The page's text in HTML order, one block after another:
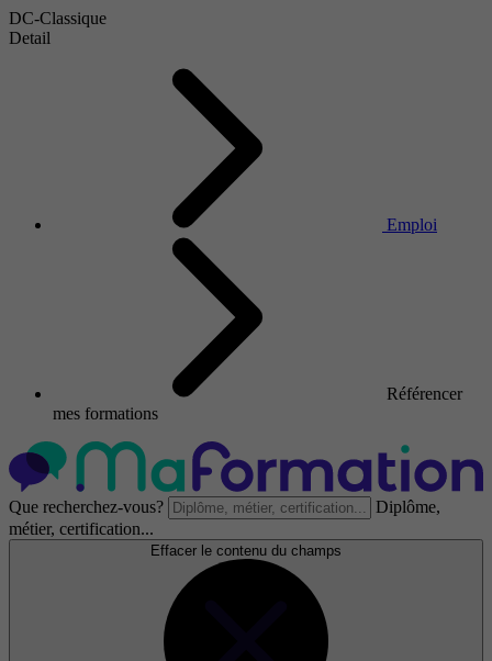
DC-Classique
Detail
Emploi
Référencer
mes formations
Que recherchez-vous?
Diplôme,
métier, certification...
Effacer le contenu du champs